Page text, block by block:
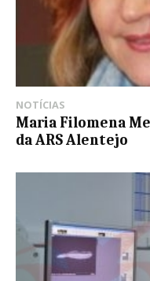
NOTÍCIAS
Maria Filomena
da ARS Alentejo